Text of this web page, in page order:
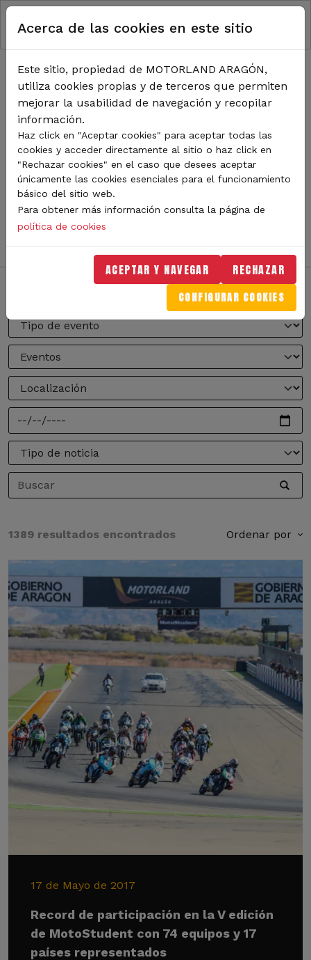
Pasar al contenido principal
RUTA DE NAVEGACIÓN
Inicio Noticias
TODA LA ACTUALIDAD DE
MOTORLAND
Sigue de cerca todas las novedades de MotorLand
Aragón. Aquí encontrarás noticias sobre eventos,
competiciones, pilotos, novedades del circuito y
mucho más. Filtra por categoría o tipo de contenido y
no te pierdas nada del mundo del motor.
1389 resultados encontrados Ordenar por
17 de Mayo de 2017
Record de participación en la V edición
de MotoStudent con 74 equipos y 17
países representados
Acerca de las cookies en este sitio
Este sitio, propiedad de MOTORLAND ARAGÓN,
utiliza cookies propias y de terceros que permiten
mejorar la usabilidad de navegación y recopilar
información.
Haz click en "Aceptar cookies" para aceptar todas las
cookies y acceder directamente al sitio o haz click en
"Rechazar cookies" en el caso que desees aceptar
únicamente las cookies esenciales para el funcionamiento
básico del sitio web.
Para obtener más información consulta la página de
política de cookies
ACEPTAR Y NAVEGAR RECHAZAR
CONFIGURAR COOKIES